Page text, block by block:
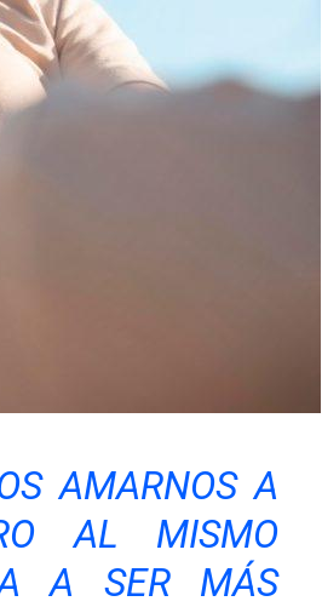
AMARNOS A
AL MISMO
A SER MÁS